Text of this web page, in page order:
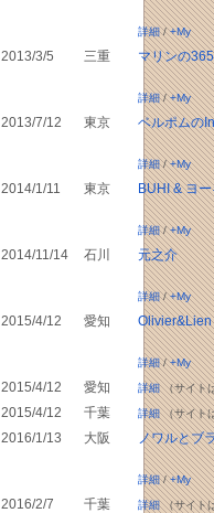
詳細/+My
2013/3/5 三重 マリンの
詳細/+My
2013/7/12 東京 ベルポムの
詳細/+My
2014/1/11 東京 BUHI & ヨ
詳細/+My
2014/11/14 石川 元之介
詳細/+My
2015/4/12 愛知 Olivier&Lien
詳細/+My
2015/4/12 愛知 詳細（サイト
2015/4/12 千葉 詳細（サイト
2016/1/13 大阪 ノワルとブ
詳細/+My
2016/2/7 千葉 詳細（サイト